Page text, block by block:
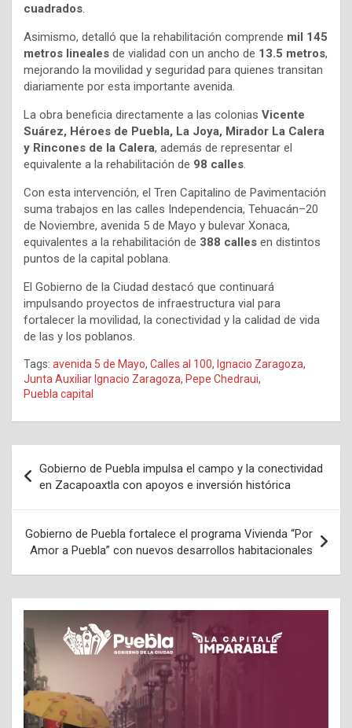
cuadrados.
Asimismo, detalló que la rehabilitación comprende mil 145
metros lineales de vialidad con un ancho de 13.5 metros,
mejorando la movilidad y seguridad para quienes transitan
diariamente por esta importante avenida.
La obra beneficia directamente a las colonias Vicente
Suárez, Héroes de Puebla, La Joya, Mirador La Calera
y Rincones de la Calera, además de representar el
equivalente a la rehabilitación de 98 calles.
Con esta intervención, el Tren Capitalino de Pavimentación
suma trabajos en las calles Independencia, Tehuacán–20
de Noviembre, avenida 5 de Mayo y bulevar Xonaca,
equivalentes a la rehabilitación de 388 calles en distintos
puntos de la capital poblana.
El Gobierno de la Ciudad destacó que continuará
impulsando proyectos de infraestructura vial para
fortalecer la movilidad, la conectividad y la calidad de vida
de las y los poblanos.
Tags: avenida 5 de Mayo, Calles al 100, Ignacio Zaragoza,
Junta Auxiliar Ignacio Zaragoza, Pepe Chedraui,
Puebla capital
de
entradas
Gobierno de Puebla impulsa el campo y la conectividad
en Zacapoaxtla con apoyos e inversión histórica
Gobierno de Puebla fortalece el programa Vivienda “Por
Amor a Puebla” con nuevos desarrollos habitacionales